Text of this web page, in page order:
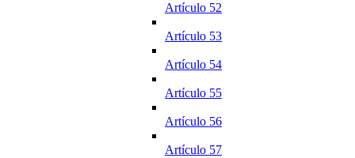
Artículo 52
Artículo 53
Artículo 54
Artículo 55
Artículo 56
Artículo 57